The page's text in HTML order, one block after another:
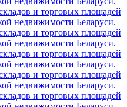
и торговых площадей
недвижимости Беларуси.
и торговых площадей
недвижимости Беларуси.
и торговых площадей
недвижимости Беларуси.
и торговых площадей
недвижимости Беларуси.
и торговых площадей